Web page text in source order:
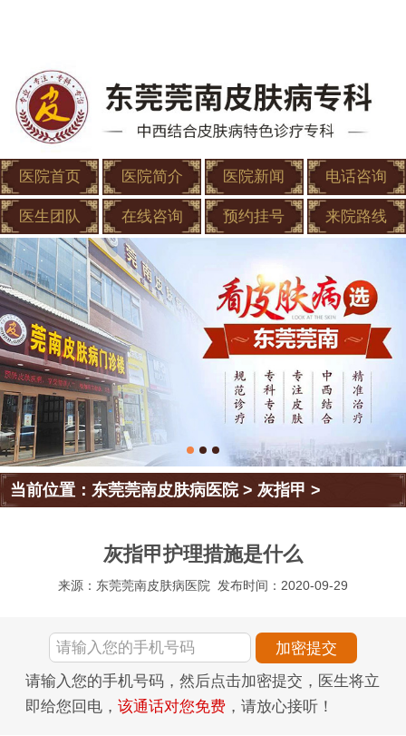
医院首页 医院简介 医院新闻 电话咨询
医生团队 在线咨询 预约挂号 来院路线
当前位置：东莞莞南皮肤病医院>灰指甲 >
灰指甲护理措施是什么
来源：东莞莞南皮肤病医院 发布时间：2020-09-29
请输入您的手机号码，然后点击加密提交，医生将立
即给您回电， 该通话对您免费 ，请放心接听！